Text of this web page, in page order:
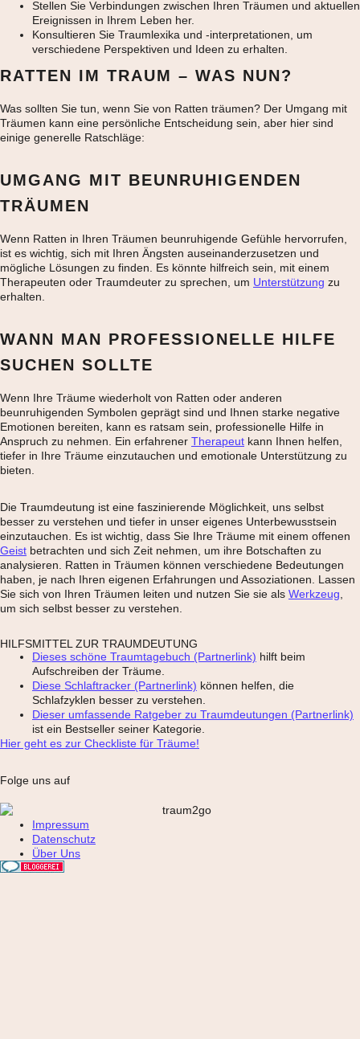
Stellen Sie Verbindungen zwischen Ihren Träumen und aktuellen
Ereignissen in Ihrem Leben her.
Konsultieren Sie Traumlexika und -interpretationen, um
verschiedene Perspektiven und Ideen zu erhalten.
RATTEN IM TRAUM – WAS NUN?
Was sollten Sie tun, wenn Sie von Ratten träumen? Der Umgang mit
Träumen kann eine persönliche Entscheidung sein, aber hier sind
einige generelle Ratschläge:
UMGANG MIT BEUNRUHIGENDEN
TRÄUMEN
Wenn Ratten in Ihren Träumen beunruhigende Gefühle hervorrufen,
ist es wichtig, sich mit Ihren Ängsten auseinanderzusetzen und
mögliche Lösungen zu finden. Es könnte hilfreich sein, mit einem
Therapeuten oder Traumdeuter zu sprechen, um Unterstützung zu
erhalten.
WANN MAN PROFESSIONELLE HILFE
SUCHEN SOLLTE
Wenn Ihre Träume wiederholt von Ratten oder anderen
beunruhigenden Symbolen geprägt sind und Ihnen starke negative
Emotionen bereiten, kann es ratsam sein, professionelle Hilfe in
Anspruch zu nehmen. Ein erfahrener Therapeut kann Ihnen helfen,
tiefer in Ihre Träume einzutauchen und emotionale Unterstützung zu
bieten.
Die Traumdeutung ist eine faszinierende Möglichkeit, uns selbst
besser zu verstehen und tiefer in unser eigenes Unterbewusstsein
einzutauchen. Es ist wichtig, dass Sie Ihre Träume mit einem offenen
Geist betrachten und sich Zeit nehmen, um ihre Botschaften zu
analysieren. Ratten in Träumen können verschiedene Bedeutungen
haben, je nach Ihren eigenen Erfahrungen und Assoziationen. Lassen
Sie sich von Ihren Träumen leiten und nutzen Sie sie als Werkzeug
um sich selbst besser zu verstehen.
HILFSMITTEL ZUR TRAUMDEUTUNG
Dieses schöne Traumtagebuch (Partnerlink) hilft beim
Aufschreiben der Träume.
Diese Schlaftracker (Partnerlink) können helfen, die
Schlafzyklen besser zu verstehen.
Dieser umfassende Ratgeber zu Traumdeutungen (Partnerlink)
ist ein Bestseller seiner Kategorie.
Hier geht es zur Checkliste für Träume!
Folge uns auf
Impressum
Datenschutz
Über Uns